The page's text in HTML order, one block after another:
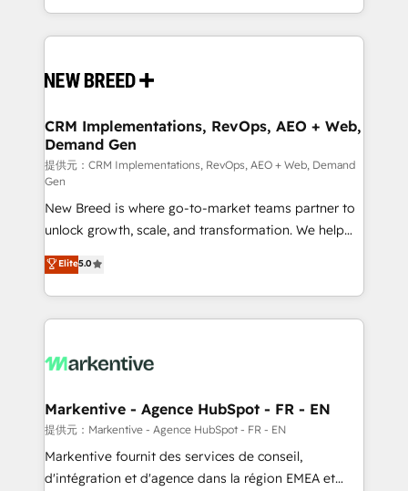
Breeze・Claude等をHubSpotと連携させ、役割定義・
革を、構想から実装・定着までPMOとして主導。「設
の統合・浸透・変革管理を実行します。 ▸ CMS戦略設
計・構築：リード獲得・CVR・SEOを前提にした情報設
計・導線設計・テンプレート設計をContent Hubで一体
提供。 ▸ 既存CRM・MAからの移行支援：Salesforce・
Marketo・Pardot等からの移行、カスタム設計、履歴
データ移行と活用設計まで。 ▸ AEO対応：ChatGPT・
ンツとサイト構造を最適化。 🏆 なぜ100incを選ぶの
か？ ✓ HubSpot Eliteパートナー認定 ✓ HubSpotアワ
ード受賞・HUGリーダー ✓ ISO27001:2022 /
HubSpot大百科 出版 CRM・AI活用に関するご相談、現
せください。
Software) and Point Success Media (Paid Media),
making this the official home for all three brands. 🔄
and system integrations powered by Globalia’s
trainers to drive platform adoption. 📈 Revenue
Generation - Full-funnel marketing and high-
performance advertising via Point Success Media. -
Expert deployment of Breeze AI and custom agents
to automate growth. 🏆 Elite Excellence - 8 platform
accreditations and deep HIPAA-compliance
expertise. - A team of 250+ experts dedicated to
your resilient growth.
CRM Implementations, RevOps, AEO + Web,
Demand Gen
提供元：CRM Implementations, RevOps, AEO + Web, Demand
Gen
New Breed is where go-to-market teams partner to
unlock growth, scale, and transformation. We help
companies activate HubSpot’s AI-powered
customer platform and operationalize HubSpot’s
Loop Marketing framework through expert-led
services, smart agents, and purpose-built apps,
results, fast. ⚙️CRM & RevOps: Align all Hubs to your
🎯Demand Gen & ABM: Drive pipeline with inbound,
ABM, AEO, SEO, & paid media. 👩‍💻Web Design:
Build high-performing websites with UX, messaging,
& conversion strategy that drive results. 🤖AI
Elite5.0
Markentive - Agence HubSpot - FR - EN
提供元：Markentive - Agence HubSpot - FR - EN
Markentive fournit des services de conseil,
d'intégration et d'agence dans la région EMEA et